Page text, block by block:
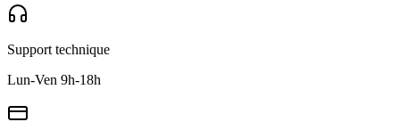
Support technique
Lun-Ven 9h-18h